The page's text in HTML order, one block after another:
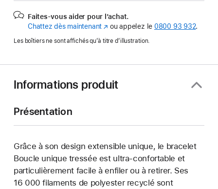
Faites-vous aider pour l’achat.
Chattez dès maintenant (s’ouvre
une
fenêtre)
ou appelez le 0800 93 932.
Les boîtiers ne sont affichés qu’à titre d’illustration.
Informations produit
Présentation
Grâce à son design extensible unique, le bracelet
Boucle unique tressée est ultra-confortable et
particulièrement facile à enfiler ou à retirer. Ses
16 000 filaments de polyester recyclé sont